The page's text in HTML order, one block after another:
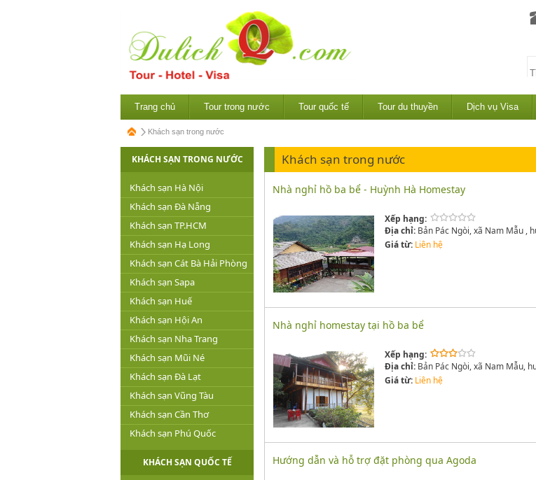
Trang chủ Tour trong nước Tour quốc tế Tour du thuyền Dịch vụ Visa
Khách sạn trong nước
KHÁCH SẠN TRONG NƯỚC
Khách sạn Hà Nội
Khách sạn Đà Nẵng
Khách sạn TP.HCM
Khách sạn Hạ Long
Khách sạn Cát Bà Hải Phòng
Khách sạn Sapa
Khách sạn Huế
Khách sạn Hội An
Khách sạn Nha Trang
Khách sạn Mũi Né
Khách sạn Đà Lạt
Khách sạn Vũng Tàu
Khách sạn Cần Thơ
Khách sạn Phú Quốc
KHÁCH SẠN QUỐC TẾ
Khách sạn trong nước
Nhà nghỉ hồ ba bể - Huỳnh Hà Homestay
Xếp hạng:
Địa chỉ:Bản Pác Ngòi, xã Nam Mẫu ,
Giá từ: Liên hệ
Nhà nghỉ homestay tại hồ ba bể
Xếp hạng:
Địa chỉ:Bản Pác Ngòi, xã Nam Mẫu,
Giá từ: Liên hệ
Hướng dẫn và hỗ trợ đặt phòng qua Agoda